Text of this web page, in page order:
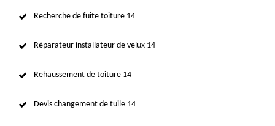
Recherche de fuite toiture 14
Réparateur installateur de velux 14
Rehaussement de toiture 14
Devis changement de tuile 14